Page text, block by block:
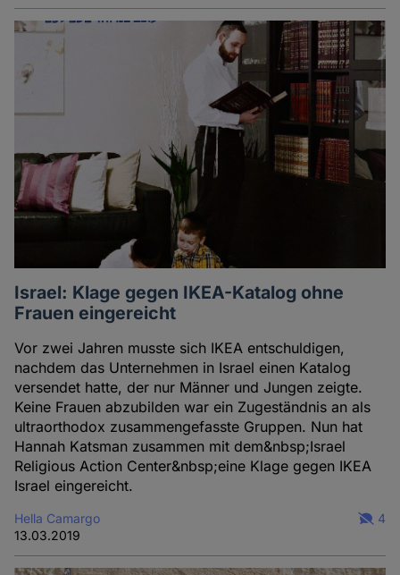
Israel: Klage gegen IKEA-Katalog ohne
Frauen eingereicht
Vor zwei Jahren musste sich IKEA entschuldigen,
nachdem das Unternehmen in Israel einen Katalog
versendet hatte, der nur Männer und Jungen zeigte.
Keine Frauen abzubilden war ein Zugeständnis an als
ultraorthodox zusammengefasste Gruppen. Nun hat
Hannah Katsman zusammen mit dem&nbsp;Israel
Religious Action Center&nbsp;eine Klage gegen IKEA
Israel eingereicht.
Hella Camargo
13.03.2019
4